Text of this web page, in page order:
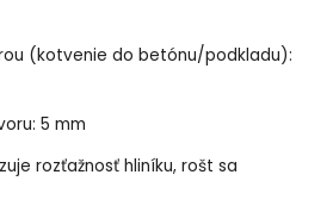
(kotvenie do betónu/podkladu):
5 mm
rozťažnosť hliníku, rošt sa